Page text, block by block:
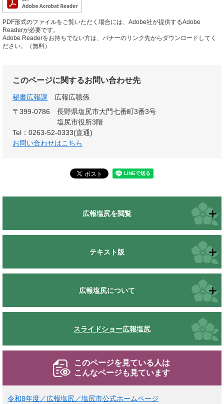
PDF形式のファイルをご覧いただく場合には、Adobe社が提供するAdobe
Readerが必要です。
Adobe Readerをお持ちでない方は、バナーのリンク先からダウンロードしてく
ださい。（無料）
このページに関するお問い合わせ先
秘書広報課
広報広聴係
〒399-0786
長野県塩尻市大門七番町3番3号
塩尻市役所3階
Tel：0263-52-0333(直通)
お問い合わせはこちら
広報塩尻を閲覧
テキスト版
広報塩尻について
スライドショー広報塩尻
このページを見ている人は
こんなページも見ています
令和8年度／広報塩尻／塩尻市公式ホームページ